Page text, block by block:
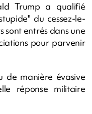
Trump a qualifié
du cessez-le-
sont entrés dans une
pour parvenir
de manière évasive
réponse militaire